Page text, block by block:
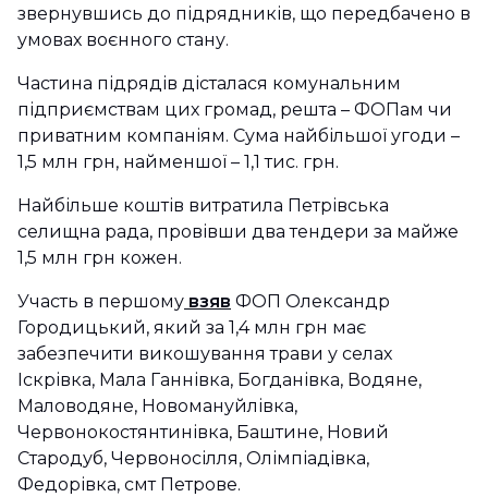
звернувшись до підрядників, що передбачено в
умовах воєнного стану.
Частина підрядів дісталася комунальним
підприємствам цих громад, решта – ФОПам чи
приватним компаніям. Сума найбільшої угоди –
1,5 млн грн, найменшої – 1,1 тис. грн.
Найбільше коштів витратила Петрівська
селищна рада, провівши два тендери за майже
1,5 млн грн кожен.
Участь в першому взяв ФОП Олександр
Городицький, який за 1,4 млн грн має
забезпечити викошування трави у селах
Іскрівка, Мала Ганнівка, Богданівка, Водяне,
Маловодяне, Новомануйлівка,
Червонокостянтинівка, Баштине, Новий
Стародуб, Червоносілля, Олімпіадівка,
Федорівка, смт Петрове.